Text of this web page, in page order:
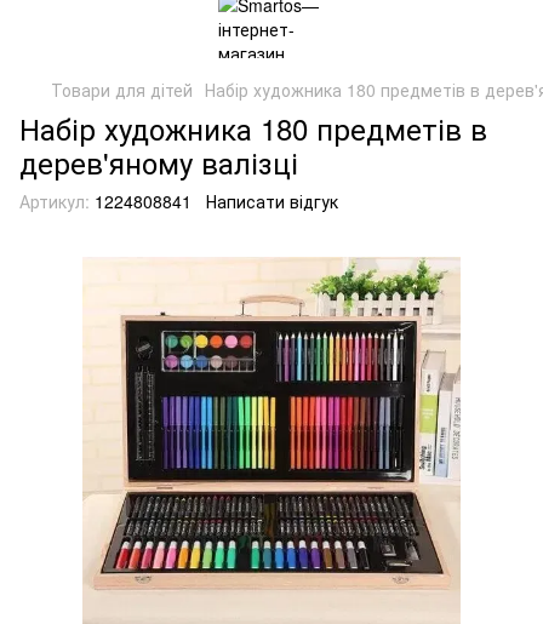
Товари для дітей Набір художника 180 предметів в
Набір художника 180 предметів в
дерев'яному валізці
Артикул: 1224808841 Написати відгук